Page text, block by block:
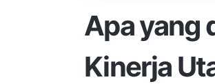
Apa yang
Kinerja